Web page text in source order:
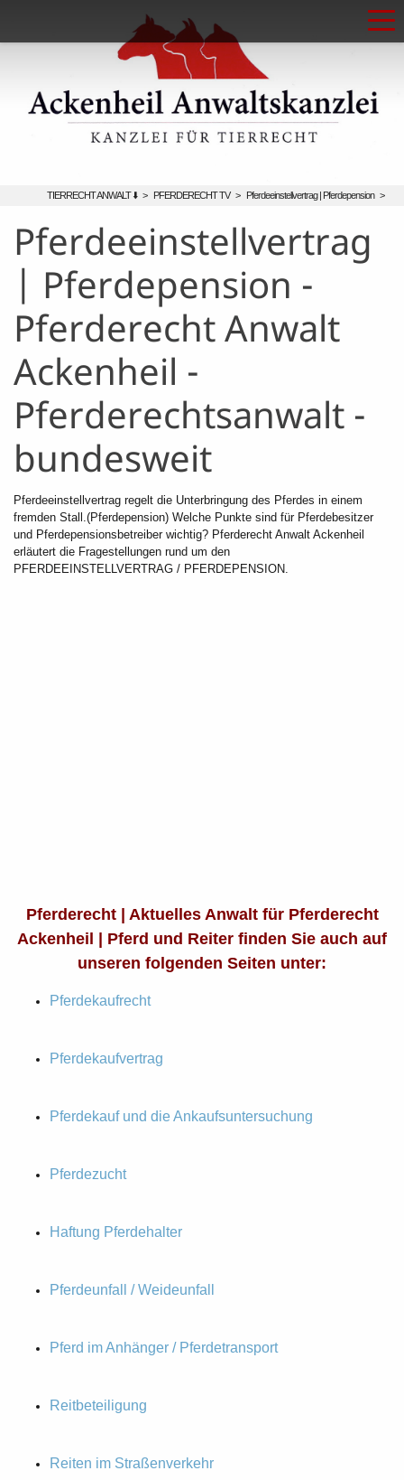
TIERRECHT ANWALT ⬇️> PFERDERECHT TV> Pferdeeinstellvertrag | Pferdepension>
Pferdeeinstellvertrag
| Pferdepension -
Pferderecht Anwalt
Ackenheil -
Pferderechtsanwalt -
bundesweit
Pferdeeinstellvertrag regelt die Unterbringung des Pferdes in einem
fremden Stall.(Pferdepension) Welche Punkte sind für Pferdebesitzer
und Pferdepensionsbetreiber wichtig? Pferderecht Anwalt Ackenheil
erläutert die Fragestellungen rund um den
PFERDEEINSTELLVERTRAG / PFERDEPENSION.
Pferderecht | Aktuelles Anwalt für Pferderecht
Ackenheil | Pferd und Reiter finden Sie auch auf
unseren folgenden Seiten unter:
Pferdekaufrecht
Pferdekaufvertrag
Pferdekauf und die Ankaufsuntersuchung
Pferdezucht
Haftung Pferdehalter
Pferdeunfall / Weideunfall
Pferd im Anhänger / Pferdetransport
Reitbeteiligung
Reiten im Straßenverkehr